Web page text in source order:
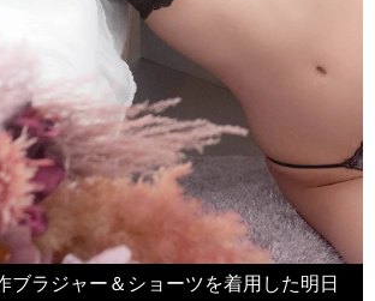
ブラジャー＆ショーツを着用した明日